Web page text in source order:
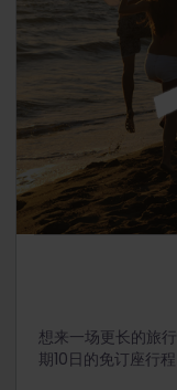
想来一场更长的旅
期10日的免订座行程